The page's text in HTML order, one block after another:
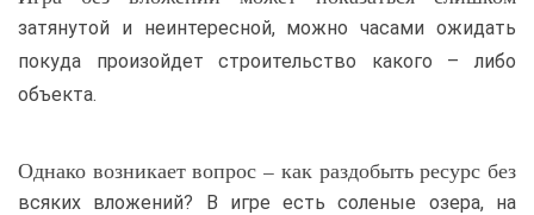
затянутой и неинтересной, можно часами ожидать
покуда произойдет строительство какого – либо
объекта.
Однако возникает вопрос – как раздобыть ресурс без
всяких вложений? В игре есть соленые озера, на